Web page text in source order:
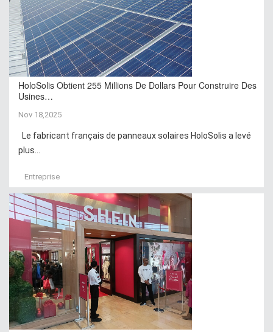
HoloSolis Obtient 255 Millions De Dollars Pour Construire Des
Usines…
Nov 18,2025
Le fabricant français de panneaux solaires HoloSolis a levé
plus...
Entreprise